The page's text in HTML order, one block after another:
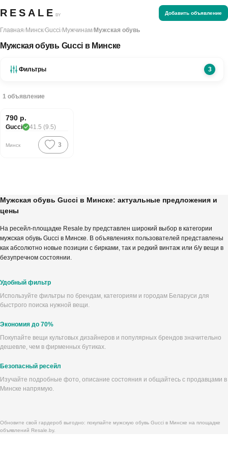
RESALE BY Добавить объявление
Главная/Минск/Gucci/Мужчинам/Мужская обувь
Мужская обувь Gucci в Минске
Фильтры 3
1 объявление
LUX
790 р.
Gucci 41.5 (9.5)
Минск 3
Мужская обувь Gucci в Минске: актуальные предложения и
цены
На ресейл-площадке Resale.by представлен широкий выбор в категории
мужская обувь Gucci в Минске. В объявлениях пользователей представлены
как абсолютно новые позиции с бирками, так и редкий винтаж или б/у вещи в
безупречном состоянии.
Удобный фильтр
Используйте фильтры по брендам, категориям и городам Беларуси для
быстрого поиска нужной вещи.
Экономия до 70%
Покупайте вещи культовых дизайнеров и популярных брендов значительно
дешевле, чем в фирменных бутиках.
Безопасный ресейл
Изучайте подробные фото, описание состояния и общайтесь с продавцами в
Минске напрямую.
Обновите свой гардероб выгодно: покупайте мужскую обувь Gucci в Минске на площадке
объявлений Resale.by.